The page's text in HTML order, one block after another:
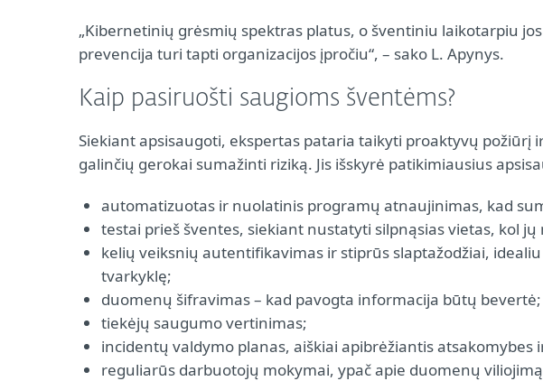
„Kibernetinių grėsmių spektras platus, o šventiniu laikotarpiu
prevencija turi tapti organizacijos įpročiu“, – sako L. Apynys.
Kaip pasiruošti saugioms šventėms?
Siekiant apsisaugoti, ekspertas pataria taikyti proaktyvų požiūrį
galinčių gerokai sumažinti riziką. Jis išskyrė patikimiausius
automatizuotas ir nuolatinis programų atnaujinimas, kad
testai prieš šventes, siekiant nustatyti silpnąsias vietas, kol
kelių veiksnių autentifikavimas ir stiprūs slaptažodžiai,
tvarkyklę;
duomenų šifravimas – kad pavogta informacija būtų bevertė;
tiekėjų saugumo vertinimas;
incidentų valdymo planas, aiškiai apibrėžiantis atsakomybes
reguliarūs darbuotojų mokymai, ypač apie duomenų